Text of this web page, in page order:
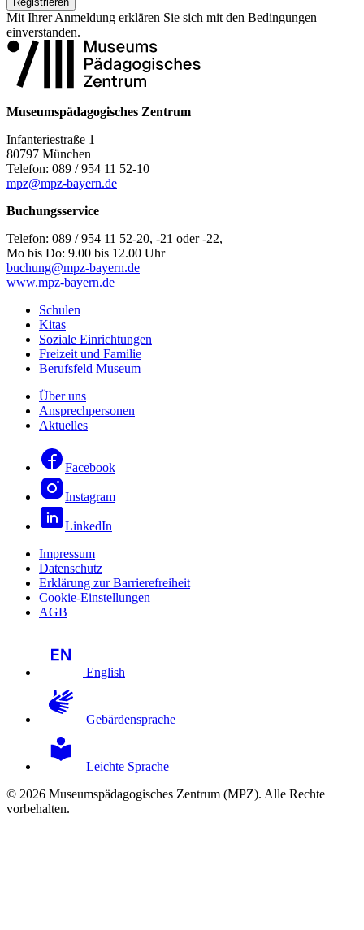
Mit Ihrer Anmeldung erklären Sie sich mit den Bedingungen
einverstanden.
Museumspädagogisches Zentrum
Infanteriestraße 1
80797 München
Telefon: 089 / 954 11 52-10
mpz@mpz-bayern.de
Buchungsservice
Telefon: 089 / 954 11 52-20, -21 oder -22,
Mo bis Do: 9.00 bis 12.00 Uhr
buchung@mpz-bayern.de
www.mpz-bayern.de
Schulen
Kitas
Soziale Einrichtungen
Freizeit und Familie
Berufsfeld Museum
Über uns
Ansprechpersonen
Aktuelles
Facebook
Instagram
LinkedIn
Impressum
Datenschutz
Erklärung zur Barrierefreiheit
Cookie-Einstellungen
AGB
English
Gebärdensprache
Leichte Sprache
© 2026 Museumspädagogisches Zentrum (MPZ). Alle Rechte
vorbehalten.